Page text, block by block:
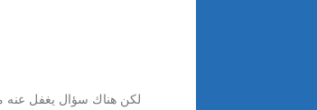
لكن هناك سؤال يغفل عنه